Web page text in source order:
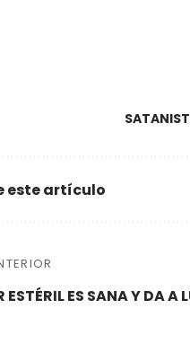
este artículo
ESTÉRIL ES SANA Y DA A